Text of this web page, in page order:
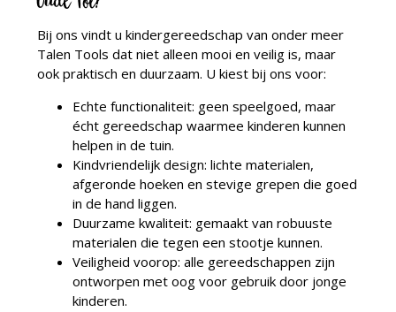
Bij ons vindt u kindergereedschap van onder meer
Talen Tools dat niet alleen mooi en veilig is, maar
ook praktisch en duurzaam. U kiest bij ons voor:
Echte functionaliteit: geen speelgoed, maar
écht gereedschap waarmee kinderen kunnen
helpen in de tuin.
Kindvriendelijk design: lichte materialen,
afgeronde hoeken en stevige grepen die goed
in de hand liggen.
Duurzame kwaliteit: gemaakt van robuuste
materialen die tegen een stootje kunnen.
Veiligheid voorop: alle gereedschappen zijn
ontworpen met oog voor gebruik door jonge
kinderen.